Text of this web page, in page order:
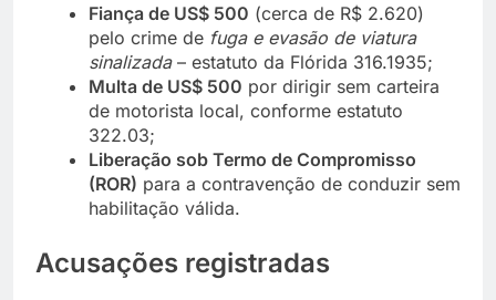
Fiança de US$ 500 (cerca de R$ 2.620)
pelo crime de fuga e evasão de viatura
sinalizada– estatuto da Flórida 316.1935;
Multa de US$ 500 por dirigir sem carteira
de motorista local, conforme estatuto
322.03;
Liberação sob Termo de Compromisso
(ROR) para a contravenção de conduzir sem
habilitação válida.
Acusações registradas